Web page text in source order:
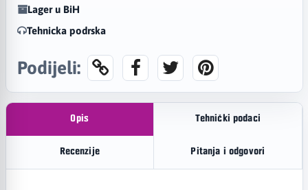
Lager u BiH
Tehnicka podrska
Podijeli:
Opis Tehnički podaci
Recenzije Pitanja i odgovori